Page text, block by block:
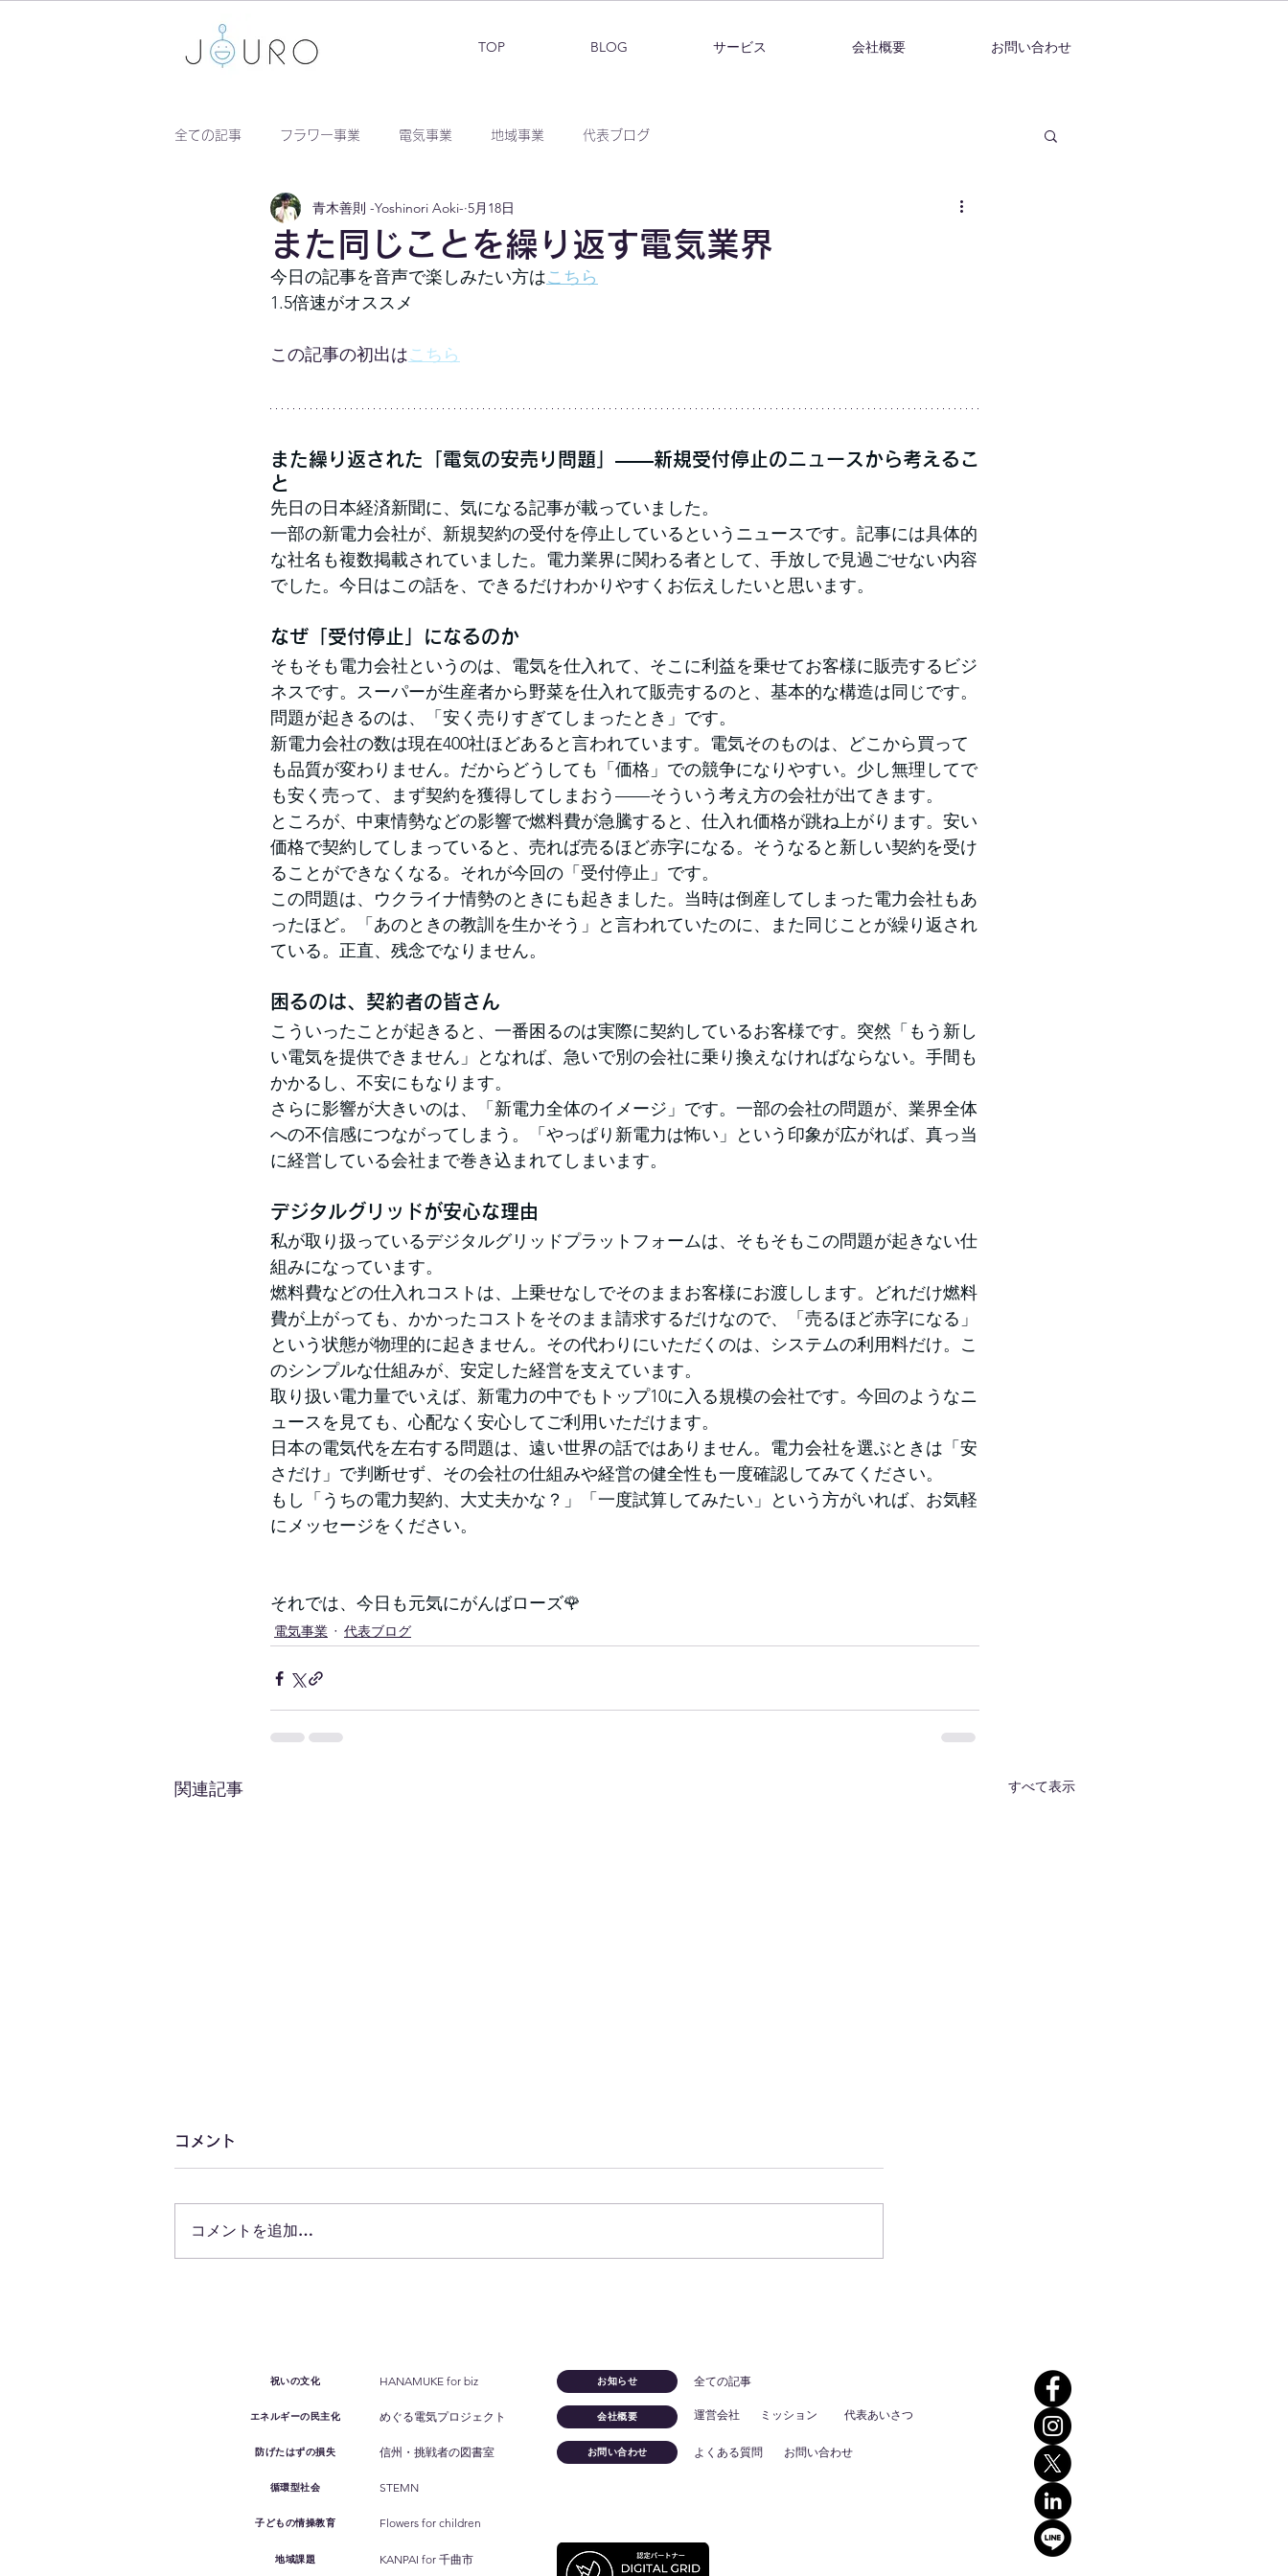
TOP BLOG サービス 会社概要 お問い合わせ
全ての記事 フラワー事業 電気事業 地域事業 代表ブログ
また同じことを繰り返す電気業界
青木善則 -Yoshinori Aoki- 5月18日
今日の記事を音声で楽しみたい方はこちら
1.5倍速がオススメ
この記事の初出はこちら
また繰り返された「電気の安売り問題」——新規受付停止のニュースから考えるこ
と
先日の日本経済新聞に、気になる記事が載っていました。
一部の新電力会社が、新規契約の受付を停止しているというニュースです。記事には具体的
な社名も複数掲載されていました。電力業界に関わる者として、手放しで見過ごせない内容
でした。今日はこの話を、できるだけわかりやすくお伝えしたいと思います。
なぜ「受付停止」になるのか
そもそも電力会社というのは、電気を仕入れて、そこに利益を乗せてお客様に販売するビジ
ネスです。スーパーが生産者から野菜を仕入れて販売するのと、基本的な構造は同じです。
問題が起きるのは、「安く売りすぎてしまったとき」です。
新電力会社の数は現在400社ほどあると言われています。電気そのものは、どこから買って
も品質が変わりません。だからどうしても「価格」での競争になりやすい。少し無理してで
も安く売って、まず契約を獲得してしまおう——そういう考え方の会社が出てきます。
ところが、中東情勢などの影響で燃料費が急騰すると、仕入れ価格が跳ね上がります。安い
価格で契約してしまっていると、売れば売るほど赤字になる。そうなると新しい契約を受け
ることができなくなる。それが今回の「受付停止」です。
この問題は、ウクライナ情勢のときにも起きました。当時は倒産してしまった電力会社もあ
ったほど。「あのときの教訓を生かそう」と言われていたのに、また同じことが繰り返され
ている。正直、残念でなりません。
困るのは、契約者の皆さん
こういったことが起きると、一番困るのは実際に契約しているお客様です。突然「もう新し
い電気を提供できません」となれば、急いで別の会社に乗り換えなければならない。手間も
かかるし、不安にもなります。
さらに影響が大きいのは、「新電力全体のイメージ」です。一部の会社の問題が、業界全体
への不信感につながってしまう。「やっぱり新電力は怖い」という印象が広がれば、真っ当
に経営している会社まで巻き込まれてしまいます。
デジタルグリッドが安心な理由
私が取り扱っているデジタルグリッドプラットフォームは、そもそもこの問題が起きない仕
組みになっています。
燃料費などの仕入れコストは、上乗せなしでそのままお客様にお渡しします。どれだけ燃料
費が上がっても、かかったコストをそのまま請求するだけなので、「売るほど赤字になる」
という状態が物理的に起きません。その代わりにいただくのは、システムの利用料だけ。こ
のシンプルな仕組みが、安定した経営を支えています。
取り扱い電力量でいえば、新電力の中でもトップ10に入る規模の会社です。今回のようなニ
ュースを見ても、心配なく安心してご利用いただけます。
日本の電気代を左右する問題は、遠い世界の話ではありません。電力会社を選ぶときは「安
さだけ」で判断せず、その会社の仕組みや経営の健全性も一度確認してみてください。
もし「うちの電力契約、大丈夫かな？」「一度試算してみたい」という方がいれば、お気軽
にメッセージをください。
それでは、今日も元気にがんばローズ🌹
電気事業 代表ブログ
関連記事 すべて表示
コメント
コメントを追加…
祝いの文化
エネルギーの民主化
防げたはずの損失
循環型社会
子どもの情操教育
HANAMUKE for biz
めぐる電気プロジェクト
信州・挑戦者の図書室
STEMN
Flowers for children
地域課題 KANPAI for 千曲市
お知らせ 全ての記事
会社概要 ミッション 代表あいさつ
運営会社
お問い合わせ よくある質問 お問い合わせ